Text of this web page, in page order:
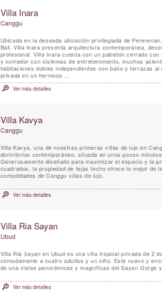
Villa Inara
Canggu
Ubicada en la deseada ubicación privilegiada de
Bali, Villa Inara presenta arquitectura contemporánea,
profesional. Villa Inara cuenta con un pabellón cerrado
y comedor con sistemas de entretenimiento, muchos
habitaciones dobles independientes con baño y terrazas
privada en un hermoso ...
Ver más detalles
Villa Kavya
Canggu
Villa Kavya, una de nuestras primeras villas de lujo en
dormitorios contemporáneo, situada en unos pocos
Generosamente diseñado para maximizar el espacio y la
cuadrados, la propiedad de tejas techo ofrece lo mejor de
comodidades de Canggu villas de lujo.
Ver más detalles
Villa Ria Sayan
Ubud
Villa Ria Sayan en Ubud es una villa tropical privada de 2
cómodamente a cuatro adultos y un niño. Este nuevo y
de una vistas panorámicas y magníficas del Sayan Gorge
Ver más detalles